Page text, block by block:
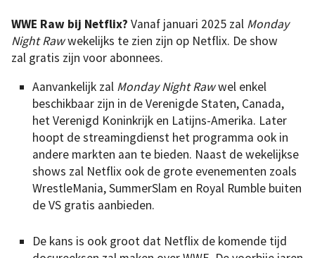
WWE Raw bij Netflix? Vanaf januari 2025 zal Monday
Night Rawwekelijks te zien zijn op Netflix. De show
zal gratis zijn voor abonnees.
Aanvankelijk zal Monday Night Rawwel enkel
beschikbaar zijn in de Verenigde Staten, Canada,
het Verenigd Koninkrijk en Latijns-Amerika. Later
hoopt de streamingdienst het programma ook in
andere markten aan te bieden. Naast de wekelijkse
shows zal Netflix ook de grote evenementen zoals
WrestleMania, SummerSlam en Royal Rumble buiten
de VS gratis aanbieden.
De kans is ook groot dat Netflix de komende tijd